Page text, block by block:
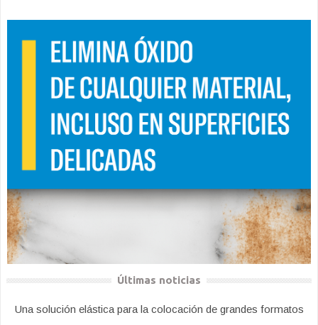
Últimas noticias
Una solución elástica para la colocación de grandes formatos